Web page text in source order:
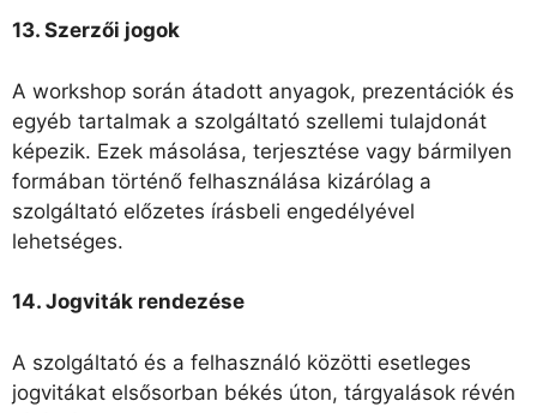
13. Szerzői jogok
A workshop során átadott anyagok, prezentációk és
egyéb tartalmak a szolgáltató szellemi tulajdonát
képezik. Ezek másolása, terjesztése vagy bármilyen
formában történő felhasználása kizárólag a
szolgáltató előzetes írásbeli engedélyével
lehetséges.
14. Jogviták rendezése
A szolgáltató és a felhasználó közötti esetleges
jogvitákat elsősorban békés úton, tárgyalások révén